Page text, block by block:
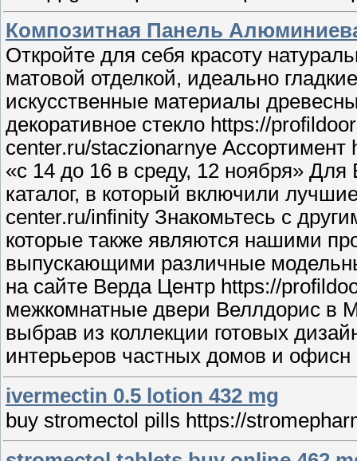
Композитная Панель
Откройте для себя красоту
матовой отделкой, идеально
искусственные материалы
декоративное стекло https://
center.ru/staczionarnye
«с 14 до 16 в среду, 12 ноября»
каталог, в который включили
center.ru/infinity Знакомьтесь с
которые также являются нашими
выпускающими различные
на сайте Верда Центр https://
межкомнатные двери Веллдорис в
выбрав из коллекции готовых
интерьеров частных домов и офисн
ivermectin 0.5 lotion 432 mg
buy stromectol pills https://